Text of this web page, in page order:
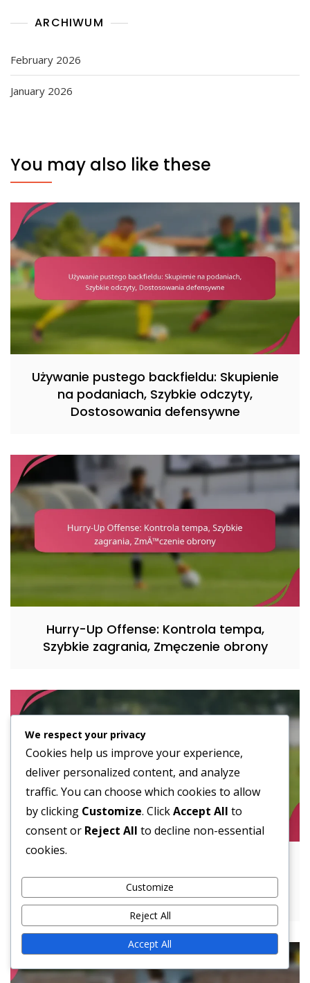
ARCHIWUM
February 2026
January 2026
You may also like these
Używanie pustego backfieldu: Skupienie
na podaniach, Szybkie odczyty,
Dostosowania defensywne
Hurry-Up Offense: Kontrola tempa,
Szybkie zagrania, Zmęczenie obrony
Niedopasowania, Rozstawienie, Kontrola
tempa
We respect your privacy
Cookies help us improve your experience,
deliver personalized content, and analyze
traffic. You can choose which cookies to allow
by clicking Customize. ClickAccept All to
consent or Reject All to decline non-essential
cookies.
Customize
Reject All
Accept All